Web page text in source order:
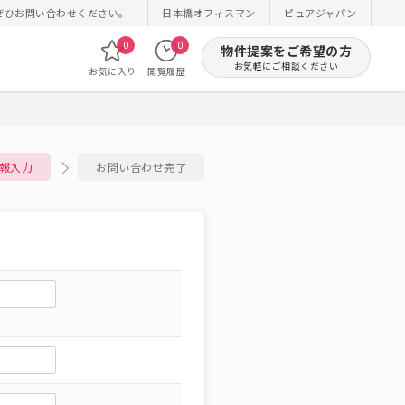
お問い合わせください。 日本橋オフィスマン ピュアジャパン
お気に入り
0
閲覧履歴
0 物件提案をご希望の方
お気軽にご相談ください
入力 お問い合わせ完了